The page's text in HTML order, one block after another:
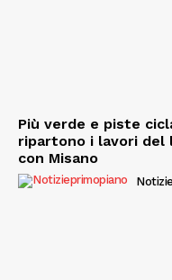
Più verde e piste
ripartono i lavori del
con Misano